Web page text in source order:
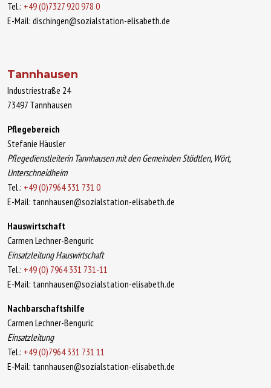
Tel.: +49 (0)7327 920 978 0
E-Mail: dischingen@sozialstation-elisabeth.de
Tannhausen
Industriestraße 24
73497 Tannhausen
Pflegebereich
Stefanie Häusler
Pflegedienstleiterin Tannhausen mit den Gemeinden Stödtlen, Wört,
Unterschneidheim
Tel.: +49 (0)7964 331 731 0
E-Mail: tannhausen@sozialstation-elisabeth.de
Hauswirtschaft
Carmen Lechner-Benguric
Einsatzleitung Hauswirtschaft
Tel.: +49 (0) 7964 331 731-11
E-Mail: tannhausen@sozialstation-elisabeth.de
Nachbarschaftshilfe
Carmen Lechner-Benguric
Einsatzleitung
Tel.: +49 (0)7964 331 731 11
E-Mail: tannhausen@sozialstation-elisabeth.de